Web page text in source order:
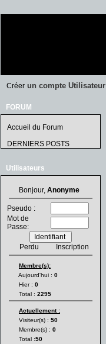
Créer un compte Utilisateur
FORUM
Accueil du Forum
DERNIERS POSTS
Utilisateurs
Bonjour, Anonyme
Pseudo :
Mot de
Passe:
Perdu Inscription
Membre(s):
Aujourd'hui : 0
Hier : 0
Total : 2295
Actuellement :
Visiteur(s) : 50
Membre(s) : 0
Total :50